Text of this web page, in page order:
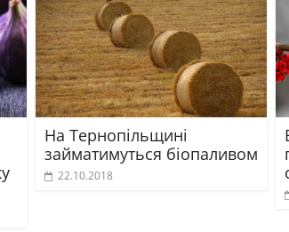
На Тернопільщині
займатимуться біопаливом
22.10.2018